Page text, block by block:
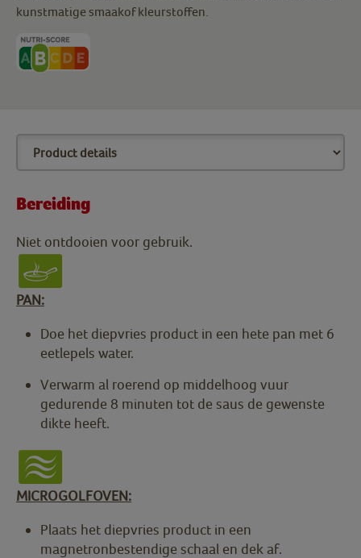
kunstmatige smaakof kleurstoffen.
Bereiding
Niet ontdooien voor gebruik.
PAN:
Doe het diepvries product in een hete pan met 6
eetlepels water.
Verwarm al roerend op middelhoog vuur
gedurende 8 minuten tot de saus de gewenste
dikte heeft.
MICROGOLFOVEN:
Plaats het diepvries product in een
magnetronbestendige schaal en dek af.